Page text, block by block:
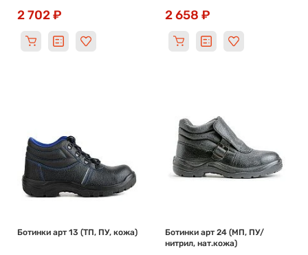
2 702 ₽ 2 658 ₽
Ботинки арт 13 (ТП, ПУ, кожа)
Ботинки арт 24 (МП, ПУ/
нитрил, нат.кожа)